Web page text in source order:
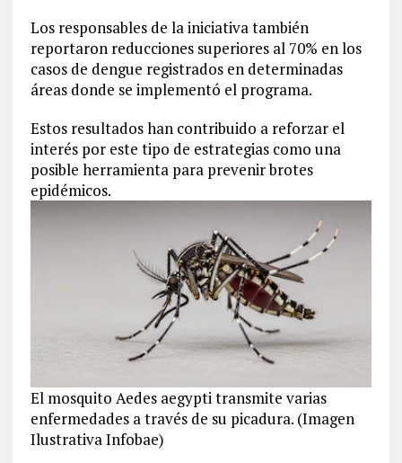
Los responsables de la iniciativa también
reportaron reducciones superiores al 70% en los
casos de dengue registrados en determinadas
áreas donde se implementó el programa.
Estos resultados han contribuido a reforzar el
interés por este tipo de estrategias como una
posible herramienta para prevenir brotes
epidémicos.
El mosquito Aedes aegypti transmite varias
enfermedades a través de su picadura. (Imagen
Ilustrativa Infobae)